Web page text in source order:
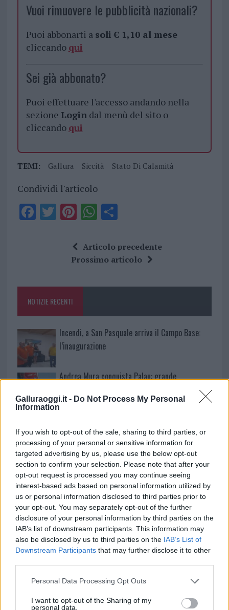
Galluraoggi.it - Do Not Process My Personal
Information
If you wish to opt-out of the sale, sharing to third parties, or
processing of your personal or sensitive information for
targeted advertising by us, please use the below opt-out
section to confirm your selection. Please note that after your
opt-out request is processed you may continue seeing
interest-based ads based on personal information utilized by
us or personal information disclosed to third parties prior to
your opt-out. You may separately opt-out of the further
disclosure of your personal information by third parties on the
IAB’s list of downstream participants. This information may
also be disclosed by us to third parties on the IAB’s List of
Downstream Participants that may further disclose it to other
Please note that this website/app uses one or more Google
not limited to your visit or usage behaviour. You may click to
Personal Data Processing Opt Outs
I want to opt-out of the Sharing of my
personal data.
Vuoi rimuovere le pubblicità nazionali?
Puoi abbonarti a soli € 1,10 al mese
cliccando qui
Sei già abbonato?
Puoi effettuare l'accesso andando nella
sezione Logindal menù del sito o
cliccando qui
TEMI: Gallura Siccità Stato Di Calamità
Condividi l'articolo
F
o
k
T Pi
te
re
W
at
s
p
S
a
re
Articolo precedente
Prossimo articolo
NOTIZIE RECENTI
Incendi, a San Pasquale arriva il Campo Base:
l’inaugurazione
Andrea Mura conquista Palau: grande
minori, Albieri: “Episodi gravissimi”
Gallura, finti clienti svuotano le suite: furto da
50mila nel resort
Meteo Olbia 7 agosto, sole e caldo tornano
protagonisti
Test tunnel Olbia: rampe chiuse ancora fino a
fine agosto
amate dell’estate 2026